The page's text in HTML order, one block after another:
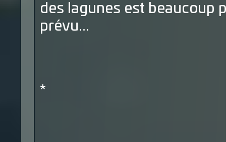
des lagunes est beaucoup
prévu...
*